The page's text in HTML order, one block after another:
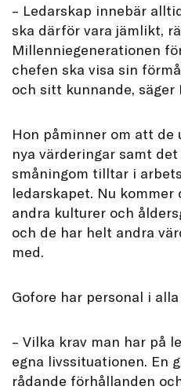
– Ledarskap innebär
ska därför vara jämlikt,
Millenniegenerationen
chefen ska visa sin
och sitt kunnande, säger
Hon påminner om att de
nya värderingar samt
småningom tilltar i
ledarskapet. Nu
andra kulturer och
och de har helt andra
med.
Gofore har personal i
– Vilka krav man har på
egna livssituationen. En
rådande förhållanden